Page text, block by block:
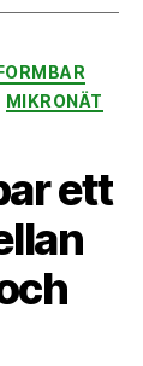
MIKRONÄT
ett